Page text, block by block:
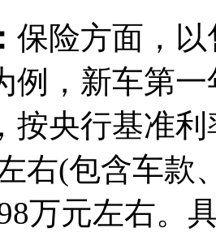
保险方面，以
例，新车第
按央行基准
右(包含车款
万元左右。